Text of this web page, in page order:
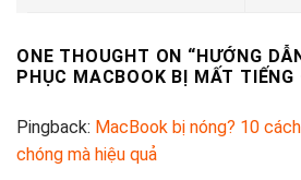
ONE THOUGHT ON “HƯỚNG
PHỤC MACBOOK BỊ MẤT
Pingback: MacBook bị nóng? 10
chóng mà hiệu quả